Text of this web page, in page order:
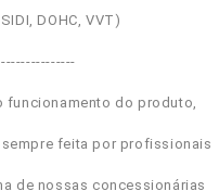
DOHC, VVT)
funcionamento do produto,
feita por profissionais
de nossas concessionárias